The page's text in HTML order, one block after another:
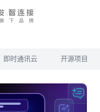
即时通讯云 开源项目